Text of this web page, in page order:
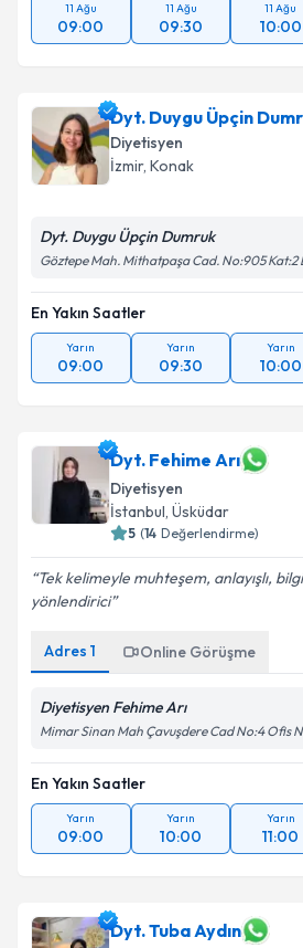
11 Ağu
09:00
11 Ağu
09:30
11 Ağu
10:00
Dyt. Duygu Üpçin
Diyetisyen
İzmir, Konak
Dyt. Duygu Üpçin Dumruk
Göztepe Mah. Mithatpaşa Cad. No:905 Kat:2
En Yakın Saatler
Yarın
09:00
Yarın
09:30
Yarın
10:00
Dyt. Fehime Arı
Diyetisyen
İstanbul, Üsküdar
5 (14 Değerlendirme)
Tek kelimeyle muhteşem, anlayışlı,
yönlendirici
Adres 1 Online Görüşme
Diyetisyen Fehime Arı
Mimar Sinan Mah Çavuşdere Cad No:4 Ofis
En Yakın Saatler
Yarın
09:00
Yarın
10:00
Yarın
11:00
Dyt. Tuba Aydın